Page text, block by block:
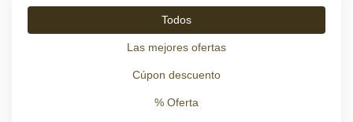
Todos
Las mejores ofertas
Cúpon descuento
% Oferta